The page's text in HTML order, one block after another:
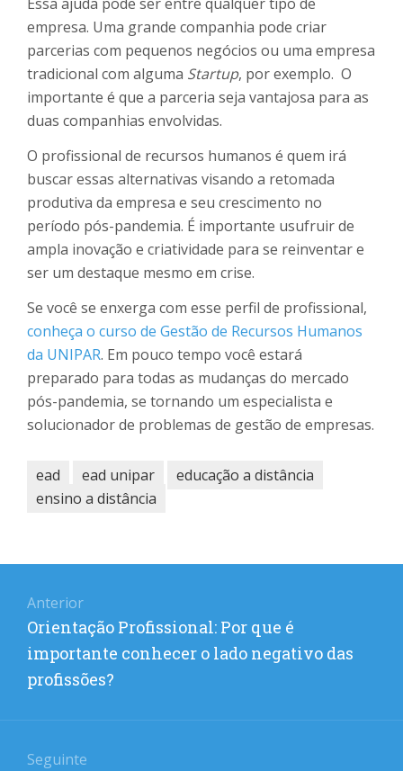
Essa ajuda pode ser entre qualquer tipo de
empresa. Uma grande companhia pode criar
parcerias com pequenos negócios ou uma empresa
tradicional com alguma Startup, por exemplo. O
importante é que a parceria seja vantajosa para as
duas companhias envolvidas.
O profissional de recursos humanos é quem irá
buscar essas alternativas visando a retomada
produtiva da empresa e seu crescimento no
período pós-pandemia. É importante usufruir de
ampla inovação e criatividade para se reinventar e
ser um destaque mesmo em crise.
Se você se enxerga com esse perfil de profissional,
conheça o curso de Gestão de Recursos Humanos
da UNIPAR. Em pouco tempo você estará
preparado para todas as mudanças do mercado
pós-pandemia, se tornando um especialista e
solucionador de problemas de gestão de empresas.
ead ead unipar
educação a distância
ensino a distância
de
Post
Anterior
Post
anterior:
Orientação Profissional: Por que é
importante conhecer o lado negativo das
profissões?
Seguinte